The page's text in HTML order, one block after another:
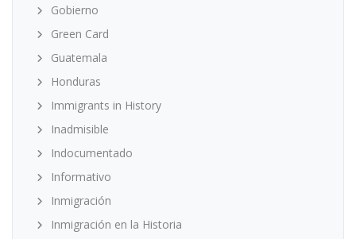
Gobierno
Green Card
Guatemala
Honduras
Immigrants in History
Inadmisible
Indocumentado
Informativo
Inmigración
Inmigración en la Historia